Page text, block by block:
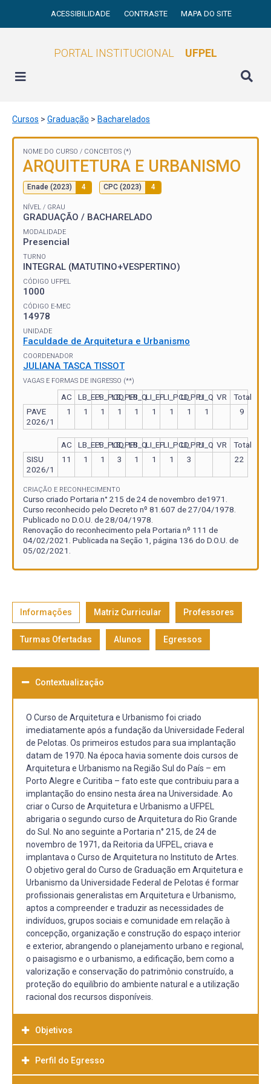
ACESSIBILIDADE CONTRASTE MAPA DO SITE
PORTAL INSTITUCIONAL UFPEL
Cursos > Graduação > Bacharelados
NOME DO CURSO / CONCEITOS (*)
ARQUITETURA E URBANISMO
Enade (2023) 4 CPC (2023) 4
NÍVEL / GRAU
GRADUAÇÃO / BACHARELADO
MODALIDADE
Presencial
TURNO
INTEGRAL (MATUTINO+VESPERTINO)
CÓDIGO UFPEL
1000
CÓDIGO E-MEC
14978
UNIDADE
Faculdade de Arquitetura e Urbanismo
COORDENADOR
JULIANA TASCA TISSOT
VAGAS E FORMAS DE INGRESSO (**)
AC LB_EPLB_PCDLB_PPILB_QLI_EPLI_PCDLI_PPILI_Q VR
Total
PAVE
2026/1
1 1 1 1 1 1 1 1 1 9
AC LB_EPLB_PCDLB_PPILB_QLI_EPLI_PCDLI_PPILI_Q VR
Total
SISU
2026/1
11 1 1 3 1 1 1 3 22
CRIAÇÃO E RECONHECIMENTO
Curso criado Portaria n° 215 de 24 de novembro de1971.
Curso reconhecido pelo Decreto nº 81.607 de 27/04/1978.
Publicado no D.O.U. de 28/04/1978.
Renovação do reconhecimento pela Portaria nº 111 de
04/02/2021. Publicada na Seção 1, página 136 do D.O.U. de
05/02/2021.
Informações Matriz Curricular Professores
Turmas Ofertadas Alunos Egressos
Contextualização
O Curso de Arquitetura e Urbanismo foi criado
imediatamente após a fundação da Universidade Federal
de Pelotas. Os primeiros estudos para sua implantação
datam de 1970. Na época havia somente dois cursos de
Arquitetura e Urbanismo na Região Sul do País – em
Porto Alegre e Curitiba – fato este que contribuiu para a
implantação do ensino nesta área na Universidade. Ao
criar o Curso de Arquitetura e Urbanismo a UFPEL
abrigaria o segundo curso de Arquitetura do Rio Grande
do Sul. No ano seguinte a Portaria n° 215, de 24 de
novembro de 1971, da Reitoria da UFPEL, criava e
implantava o Curso de Arquitetura no Instituto de Artes.
O objetivo geral do Curso de Graduação em Arquitetura e
Urbanismo da Universidade Federal de Pelotas é formar
profissionais generalistas em Arquitetura e Urbanismo,
aptos a compreender e traduzir as necessidades de
indivíduos, grupos sociais e comunidade em relação à
concepção, organização e construção do espaço interior
e exterior, abrangendo o planejamento urbano e regional,
o paisagismo e o urbanismo, a edificação, bem como a
valorização e conservação do patrimônio construído, a
proteção do equilíbrio do ambiente natural e a utilização
racional dos recursos disponíveis.
Objetivos
Perfil do Egresso